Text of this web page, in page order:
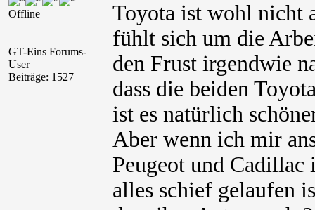
Offline
GT-Eins Forums-
User
Beiträge: 1527
Toyota ist wohl nicht
fühlt sich um die
den Frust irgendwie
dass die beiden
ist es natürlich
Aber wenn ich mir
Peugeot und Cadillac
alles schief gelaufen